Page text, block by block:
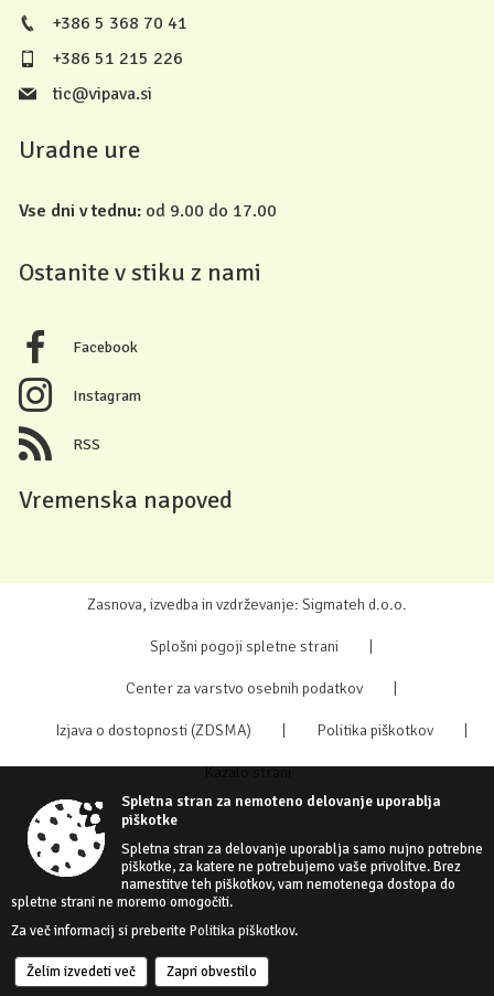
+386 5 368 70 41
+386 51 215 226
tic@vipava.si
Uradne ure
Vse dni v tednu: od 9.00 do 17.00
Ostanite v stiku z nami
Facebook
Instagram
RSS
Vremenska napoved
Zasnova, izvedba in vzdrževanje: Sigmateh d.o.o.
Splošni pogoji spletne strani |
Center za varstvo osebnih podatkov |
Izjava o dostopnosti (ZDSMA) | Politika piškotkov |
Kazalo strani
Spletna stran za nemoteno delovanje uporablja
piškotke
Spletna stran za delovanje uporablja samo nujno potrebne
piškotke, za katere ne potrebujemo vaše privolitve. Brez
namestitve teh piškotkov, vam nemotenega dostopa do
spletne strani ne moremo omogočiti.
Za več informacij si preberite Politika piškotkov.
Želim izvedeti več Zapri obvestilo